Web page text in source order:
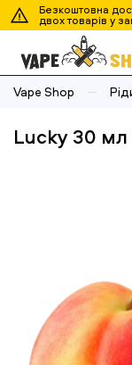
Безкоштовна
двох товарів у
Vape Shop
Lucky 30 мл